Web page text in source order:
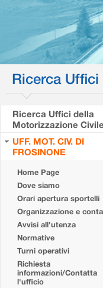
Ricerca
Ricerca Uffici della
Motorizzazione Civile
UFF. MOT. CIV. DI
FROSINONE
Home Page
Dove siamo
Orari apertura sportelli
Organizzazione e
Avvisi all'utenza
Normative
Turni operativi
Richiesta
informazioni/Contatta
l'ufficio